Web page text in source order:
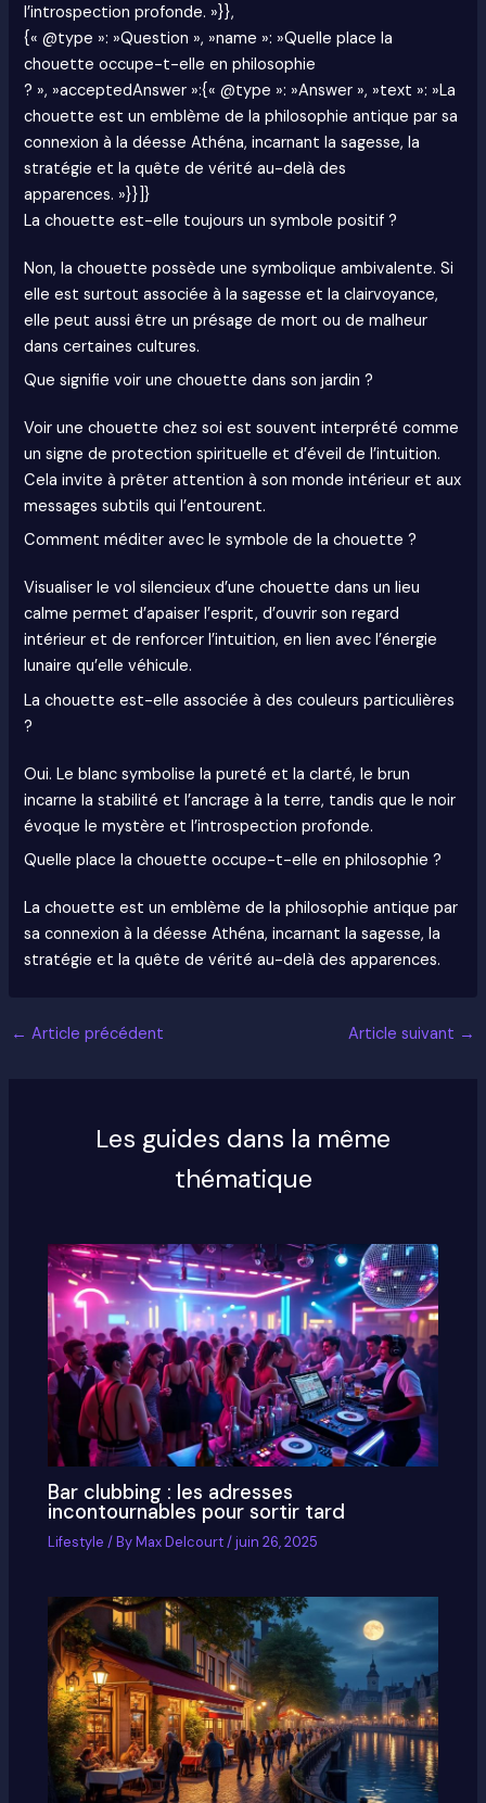
l’introspection profonde. »}},
{« @type »: »Question », »name »: »Quelle place la
chouette occupe-t-elle en philosophie
? », »acceptedAnswer »:{« @type »: »Answer », »text »: »La
chouette est un emblème de la philosophie antique par sa
connexion à la déesse Athéna, incarnant la sagesse, la
stratégie et la quête de vérité au-delà des
apparences. »}}]}
La chouette est-elle toujours un symbole positif ?
Non, la chouette possède une symbolique ambivalente. Si
elle est surtout associée à la sagesse et la clairvoyance,
elle peut aussi être un présage de mort ou de malheur
dans certaines cultures.
Que signifie voir une chouette dans son jardin ?
Voir une chouette chez soi est souvent interprété comme
un signe de protection spirituelle et d’éveil de l’intuition.
Cela invite à prêter attention à son monde intérieur et aux
messages subtils qui l’entourent.
Comment méditer avec le symbole de la chouette ?
Visualiser le vol silencieux d’une chouette dans un lieu
calme permet d’apaiser l’esprit, d’ouvrir son regard
intérieur et de renforcer l’intuition, en lien avec l’énergie
lunaire qu’elle véhicule.
La chouette est-elle associée à des couleurs particulières
?
Oui. Le blanc symbolise la pureté et la clarté, le brun
incarne la stabilité et l’ancrage à la terre, tandis que le noir
évoque le mystère et l’introspection profonde.
Quelle place la chouette occupe-t-elle en philosophie ?
La chouette est un emblème de la philosophie antique par
sa connexion à la déesse Athéna, incarnant la sagesse, la
stratégie et la quête de vérité au-delà des apparences.
← Article précédent Article suivant →
Les guides dans la même
thématique
Bar clubbing : les adresses
incontournables pour sortir tard
Lifestyle / ByMax Delcourt/juin 26, 2025